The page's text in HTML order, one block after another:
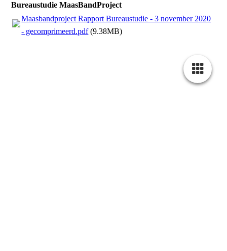
Bureaustudie MaasBandProject
Maasbandproject Rapport Bureaustudie - 3 november 2020
- gecomprimeerd.pdf(9.38MB)